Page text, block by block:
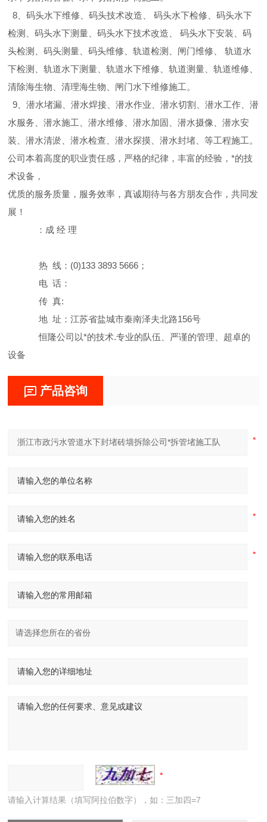
8、码头水下维修、码头技术改造、 码头水下检修、码头水下
检测、码头水下测量、码头水下技术改造、 码头水下安装、码
头检测、码头测量、码头维修、轨道检测、闸门维修、 轨道水
下检测、轨道水下测量、轨道水下维修、轨道测量、轨道维修、
清除海生物、清理海生物、闸门水下维修施工。
9、潜水堵漏、潜水焊接、潜水作业、潜水切割、潜水工作、潜
水服务、潜水施工、潜水维修、潜水加固、潜水摄像、潜水安
装、潜水清淤、潜水检查、潜水探摸、潜水封堵、等工程施工。
公司本着高度的职业责任感，严格的纪律，丰富的经验，*的技
术设备，
优质的服务质量，服务效率，真诚期待与各方朋友合作，共同发
展！
：成 经 理
热 线：(0)133 3893 5666；
电 话：
传 真:
地 址：江苏省盐城市秦南泽夫北路156号
恒隆公司以*的技术.专业的队伍、严谨的管理、超卓的
设备
产品咨询
请输入计算结果（填写阿拉伯数字），如：三加四=7